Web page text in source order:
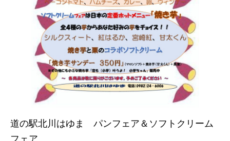
道の駅北川はゆま パンフェア＆ソフトクリーム